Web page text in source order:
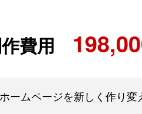
費用
ームページを新しく作り変